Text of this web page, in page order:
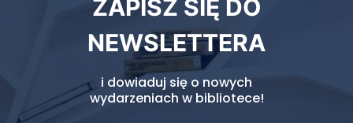
biblioteki
ZAPISZ SIĘ DO
NEWSLETTERA
i dowiaduj się o nowych
wydarzeniach w bibliotece!